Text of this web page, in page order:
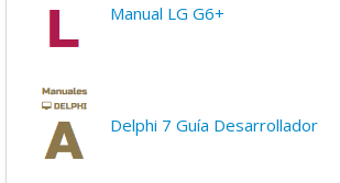
Manual LG G6+
Delphi 7 Guía Desarrollador